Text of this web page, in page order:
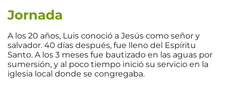
Jornada
A los 20 años, Luis conoció a Jesús como señor y
salvador. 40 días después, fue lleno del Espíritu
Santo. A los 3 meses fue bautizado en las aguas por
sumersión, y al poco tiempo inició su servicio en la
iglesia local donde se congregaba.